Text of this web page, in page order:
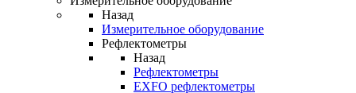
Назад
Измерительное оборудование
Рефлектометры
Назад
Рефлектометры
EXFO рефлектометры